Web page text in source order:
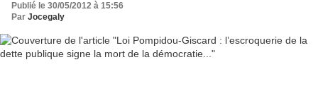
Publié le 30/05/2012 à 15:56
Par Jocegaly